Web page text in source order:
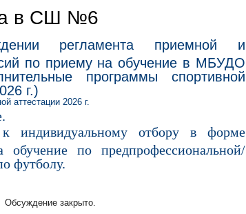
в СШ №6
регламента приемной и
по приему на обучение в МБУДО
программы спортивной
г.)
аттестации 2026 г.
индивидуальному отбору в форме
обучение по предпрофессиональной/
футболу.
Обсуждение закрыто.